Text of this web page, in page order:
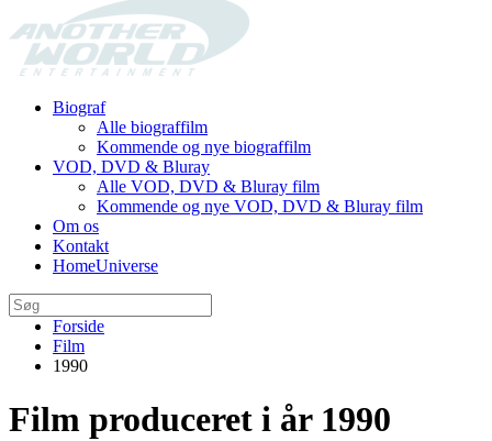
Biograf
Alle biograffilm
Kommende og nye biograffilm
VOD, DVD & Bluray
Alle VOD, DVD & Bluray film
Kommende og nye VOD, DVD & Bluray film
Om os
Kontakt
HomeUniverse
Forside
Film
1990
Film produceret i år 1990